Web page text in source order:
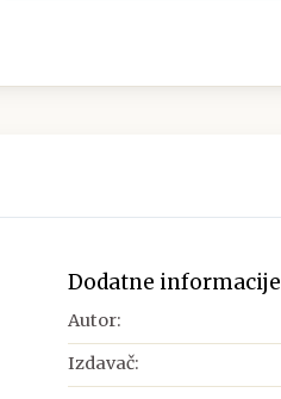
Dodatne informacije
Autor:
Izdavač: